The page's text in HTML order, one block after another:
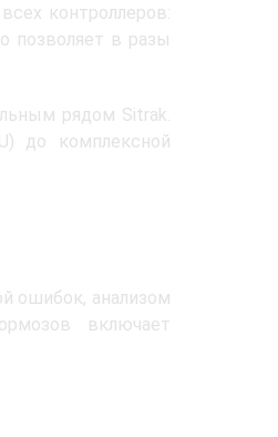
контроллеров:
позволяет в разы
рядом Sitrak.
до комплексной
ошибок, анализом
включает